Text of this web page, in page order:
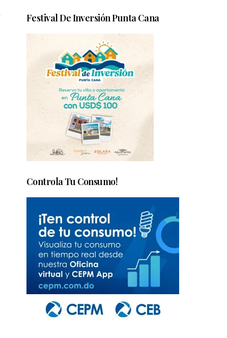
Festival De Inversión Punta Cana
Controla Tu Consumo!